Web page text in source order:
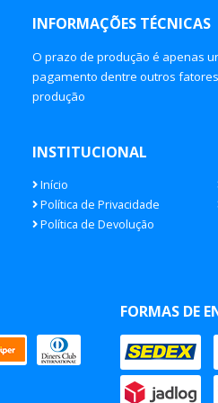
INFORMAÇÕES TÉCNICAS
O prazo de produção é apenas
pagamento dentre outros
produção
INSTITUCIONAL
Início
Política de Privacidade
Política de Devolução
FORMAS DE